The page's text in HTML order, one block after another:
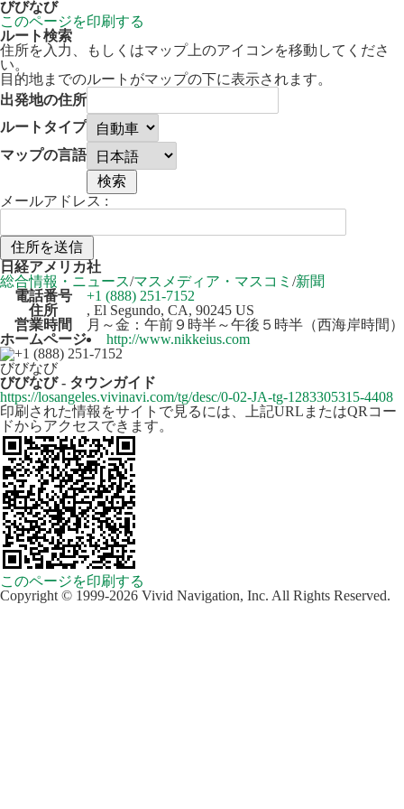
びびなび
このページを印刷する
ルート検索
住所を入力、もしくはマップ上のアイコンを移動してくださ
い。
目的地までのルートがマップの下に表示されます。
出発地の住所
ルートタイプ
マップの言語
メールアドレス :
+
−
50 km
日経アメリカ社
総合情報・ニュース/マスメディア・マスコミ /新聞
電話番号
+1 (888) 251-7152
住所
, El Segundo, CA, 90245 US
営業時間
月～金：午前９時半～午後５時半（西海岸時間）
ホームページ
http://www.nikkeius.com
びびなび
びびなび - タウンガイド
https://losangeles.vivinavi.com/tg/desc/0-02-JA-tg-1283305315-4408
印刷された情報をサイトで見るには、上記URLまたはQRコー
ドからアクセスできます。
このページを印刷する
Copyright © 1999-2026 Vivid Navigation, Inc. All Rights Reserved.